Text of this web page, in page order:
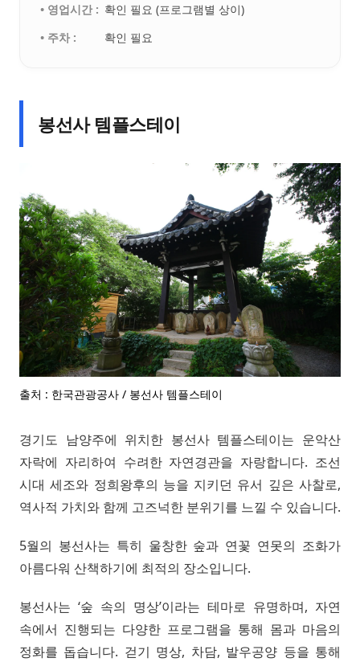
• 영업시간 : 확인 필요 (프로그램별 상이)
• 주차 :
확인 필요
봉선사 템플스테이
출처 : 한국관광공사 / 봉선사 템플스테이
경기도 남양주에 위치한 봉선사 템플스테이는 운악산
자락에 자리하여 수려한 자연경관을 자랑합니다. 조선
시대 세조와 정희왕후의 능을 지키던 유서 깊은 사찰로,
역사적 가치와 함께 고즈넉한 분위기를 느낄 수 있습니다.
5월의 봉선사는 특히 울창한 숲과 연꽃 연못의 조화가
아름다워 산책하기에 최적의 장소입니다.
봉선사는 ‘숲 속의 명상’이라는 테마로 유명하며, 자연
속에서 진행되는 다양한 프로그램을 통해 몸과 마음의
정화를 돕습니다. 걷기 명상, 차담, 발우공양 등을 통해